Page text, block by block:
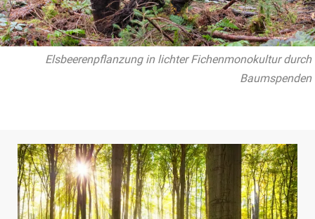
Elsbeerenpflanzung in lichter Fichenmonokultur durch
Baumspenden